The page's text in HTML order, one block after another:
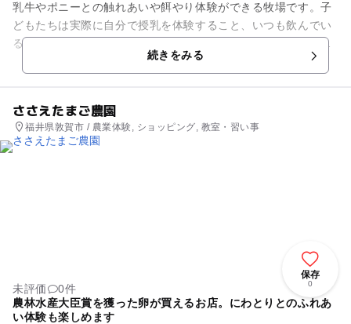
乳牛やポニーとの触れあいや餌やり体験ができる牧場です。子
どもたちは実際に自分で授乳を体験すること、いつも飲んでい
る牛乳がどうやってできるのかを学ぶことができます。時には
生まれたばかりの子牛が見ら...続きをみる
ささえたまご農園
福井県敦賀市 / 農業体験, ショッピング, 教室・習い事
保存
0
未評価
0件
農林水産大臣賞を獲った卵が買えるお店。にわとりとのふれあ
い体験も楽しめます